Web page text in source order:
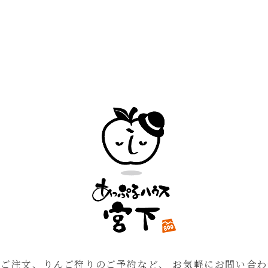
注文、りんご狩りのご予約など、
お気軽にお問い合わ